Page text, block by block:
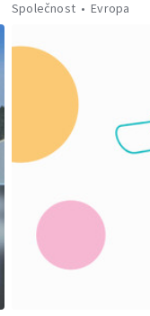
Společnost
Evropa